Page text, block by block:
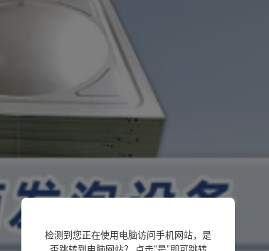
检测到您正在使用电脑访问手机网站，是